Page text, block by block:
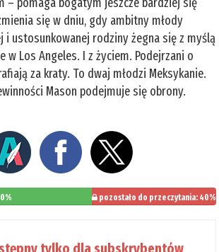
się w dniu, gdy ambitny młody
i ustosunkowanej rodziny żegna się z myślą
w Los Angeles. I z życiem. Podejrzani o
za kraty. To dwaj młodzi Meksykanie.
Mason podejmuje się obrony.
pozostało do przeczytania: 40%
tylko dla subskrybentów